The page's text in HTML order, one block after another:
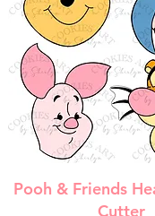
Vista
Pooh & Friends
Cutter